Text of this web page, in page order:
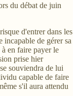
du débat de juin
d'entrer dans les
de gérer sa
en faire payer le
prise hier
souviendra de lui
capable de faire
s'il aura attendu